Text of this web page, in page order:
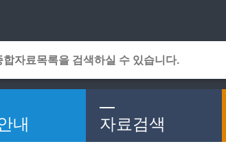
내 자료검색